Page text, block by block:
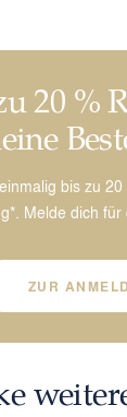
20 %
bis zu
Melde dich
ZUR